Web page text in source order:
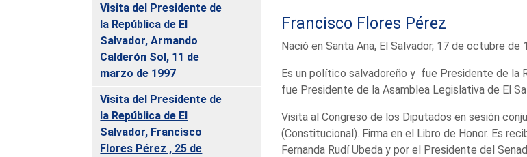
Visita del Presidente de
la República de El
Salvador, Armando
Calderón Sol, 11 de
marzo de 1997
Visita del Presidente de
la República de El
Salvador, Francisco
Flores Pérez , 25 de
Francisco Flores Pérez
Nació en Santa Ana, El Salvador, 17 de octubre de
Es un político salvadoreño y fue Presidente de la
fue Presidente de la Asamblea Legislativa de El
Visita al Congreso de los Diputados en sesión
(Constitucional). Firma en el Libro de Honor. Es
Fernanda Rudí Ubeda y por el Presidente del